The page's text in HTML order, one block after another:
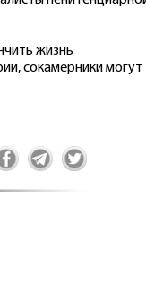
жизнь
сокамерники могут